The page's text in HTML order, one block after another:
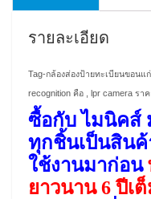
รายละเอียด
Tag-กล้องส่องป้ายทะเบียนขอนแ
recognition คือ , lpr camera ราค
ซื้อกับ ไมนิคส์
ทุกชิ้นเป็นสินค้
ใช้งานมาก่อน
ยาวนาน 6 ปีเ